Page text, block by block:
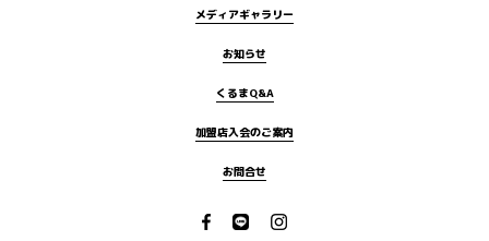
メディアギャラリー
お知らせ
くるまQ&A
加盟店入会のご案内
お問合せ